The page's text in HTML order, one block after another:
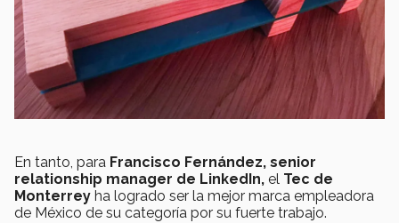
En tanto, para Francisco Fernández, senior
relationship manager de LinkedIn, el Tec de
Monterrey ha logrado ser la mejor marca empleadora
de México de su categoría por su fuerte trabajo.